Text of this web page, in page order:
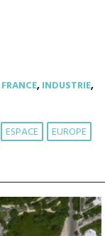
FRANCE,INDUSTRIE,
ESPACE
EUROPE